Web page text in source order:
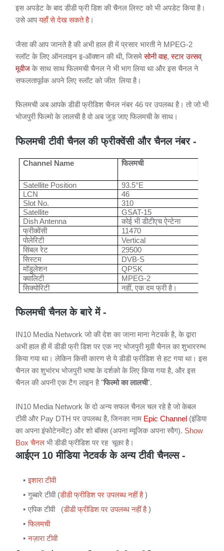
इस अपडेट के बाद डीडी फ्री डिश की चैनल लिस्ट को भी अपडेट किया है।
उसे आपयहाँ से देख सकते है।
जैसा की आप जानते है की अभी हाल ही में प्रसार भारती ने MPEG-2
स्लॉट के लिए ऑनलाइन इ-ऑक्शन की थी, जिसमेसोनी वाह,स्टार उत्सव्
मूवीज के साथ साथ फिलमची चैनल ने भी भाग लिया था और इस चैनल ने
सफलतापूर्वक अपने लिए स्लॉट को जीत लिया है।
फिलमची अब आपके डीडी फ्रीडिश चैनल नंबर 46 पर उपलब्ध है। तो जो भी
भोजपुरी फिल्मो के लालची है वो अब जुड़ जाए फिलमची के साथ।
फिलमची टीवी चैनल की फ्रीक्वेंसी और चैनल नंबर -
Channel Name फिलमची
Satellite Position
93.5°E
LCN
46
Slot No.
310
Satellite
GSAT-15
Dish Antenna
कोई भी डीटीएच ऐन्टेना
फ्रीक्वेंसी
11470
पोलेरिटी Vertical
सिंबल रेट 29500
सिस्टम DVB-S
मॉडुलेशन QPSK
क्वालिटी MPEG-2
सिक्योरिटी नहीं,एक दम फ्री है।
फिलमची चैनल के बारे में -
IN10 Media Network जो की देश का जाना माना नेटवर्क है, के द्वारा
अभी हाल ही में डीडी फ्री डिश पर एक नए भोजपुरी मूवी चैनल का शुभाररम्भ
किया गया था। लेकिन किसी कारण से ये डीडी फ्रीडिश से हट गया था। इस
चैनल का शुभांरभ भोजपुरी भाषा के दर्शको के लिए किया गया है, और इस
चैनल की अपनी एक टैग लाइन है "फिल्मो का लालची".
IN10 Media Network के दो अन्य सफल चैनल चल रहे है जो केबल
टीवी और Pay DTH पर उपलब्ध है, जिनका नाम Epic Channel (इंडिया
का अपना इंफोटेनमेंट) और शो बॉक्स (अपना म्यूजिक अपना स्वैग). Show
Box चैनल भी डीडी फ्रीडिश पर रह चूका है।
आईएन 10 मीडिया नेटवर्क के अन्य टीवी चैनल्स -
इशारा टीवी
गुब्बारे टीवी (डीडी फ्रीडिश पर उपलब्ध नहीं है)
एपिक टीवी (डीडी फ्रीडिश पर उपलब्ध नहीं है)
फिलमची
नज़ारा टीवी